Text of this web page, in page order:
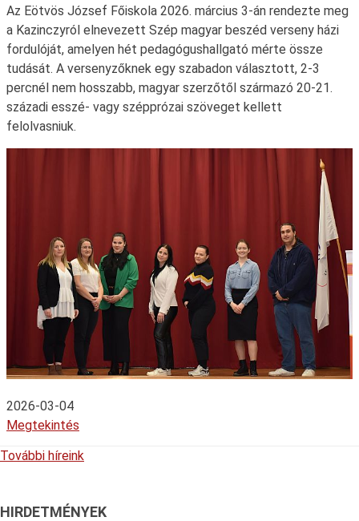
Az Eötvös József Főiskola 2026. március 3-án rendezte meg
a Kazinczyról elnevezett Szép magyar beszéd verseny házi
fordulóját, amelyen hét pedagógushallgató mérte össze
tudását. A versenyzőknek egy szabadon választott, 2-3
percnél nem hosszabb, magyar szerzőtől származó 20-21.
századi esszé- vagy szépprózai szöveget kellett
felolvasniuk.
2026-03-04
Megtekintés
További híreink
HIRDETMÉNYEK